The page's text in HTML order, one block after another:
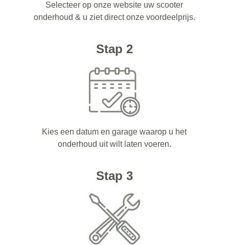
Selecteer op onze website uw scooter
onderhoud & u ziet direct onze voordeelprijs.
Stap 2
Kies een datum en garage waarop u het
onderhoud uit wilt laten voeren.
Stap 3